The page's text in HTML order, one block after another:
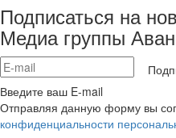
Подписаться на
Медиа группы
Введите ваш E-mail
Отправляя данную форму вы
конфиденциальности